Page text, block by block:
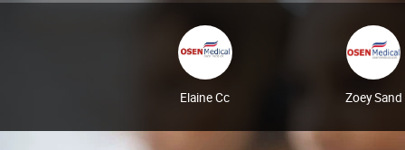
Elaine Cc Zoey Sand